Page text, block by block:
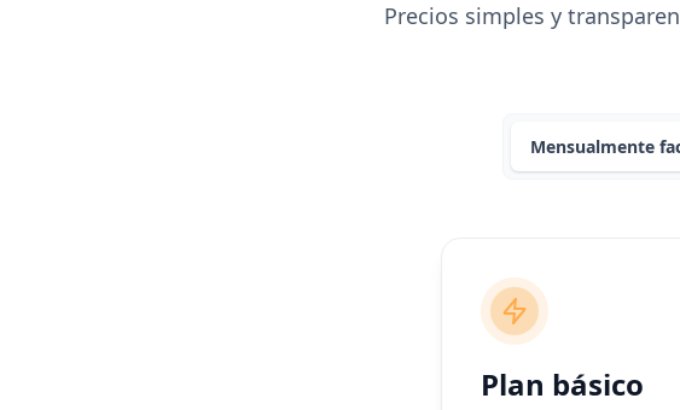
Precios simples y
Mensualmente
Plan básico